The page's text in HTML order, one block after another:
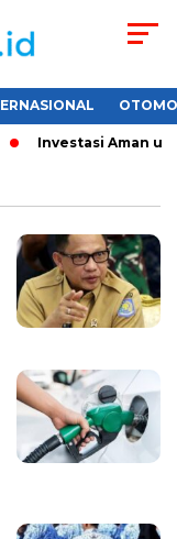
Investasi Aman untuk